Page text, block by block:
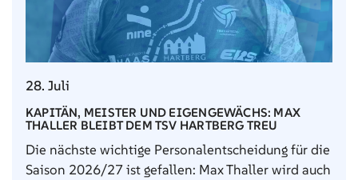
28. Juli
KAPITÄN, MEISTER UND EIGENGEWÄCHS: MAX
THALLER BLEIBT DEM TSV HARTBERG TREU
Die nächste wichtige Personalentscheidung für die
Saison 2026/27 ist gefallen: Max Thaller wird auch